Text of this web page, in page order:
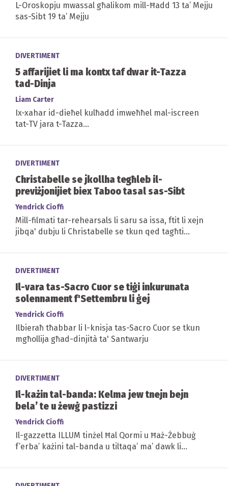
L-Oroskopju mwassal għalikom mill-Ħadd 13 ta’ Mejju
sas-Sibt 19 ta’ Mejju
DIVERTIMENT
5 affarijiet li ma kontx taf dwar it-Tazza
tad-Dinja
Liam Carter
Ix-xahar id-dieħel kulħadd imweħħel mal-iscreen
tat-TV jara t-Tazza...
DIVERTIMENT
Christabelle se jkollha tegħleb il-
previżjonijiet biex Taboo tasal sas-Sibt
Yendrick Cioffi
Mill-filmati tar-rehearsals li saru sa issa, ftit li xejn
jibqa' dubju li Christabelle se tkun qed tagħti
DIVERTIMENT
Il-vara tas-Sacro Cuor se tiġi inkurunata
solennament f'Settembru li ġej
Yendrick Cioffi
Ilbieraħ tħabbar li l-knisja tas-Sacro Cuor se tkun
mgħollija għad-dinjità ta' Santwarju
DIVERTIMENT
Il-każin tal-banda: Kelma jew tnejn bejn
bela’ te u żewġ pastizzi
Yendrick Cioffi
Il-gazzetta ILLUM tinżel Ħal Qormi u Ħaż-Żebbuġ
f’erba’ każini tal-banda u tiltaqa’ ma’ dawk li